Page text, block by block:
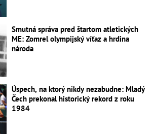
Smutná správa pred štartom atletických
ME: Zomrel olympijský víťaz a hrdina
národa
Úspech, na ktorý nikdy nezabudne: Mladý
Čech prekonal historický rekord z roku
1984